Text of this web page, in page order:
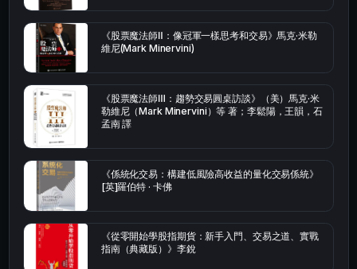
《股票魔法師Ⅱ：像冠軍一樣思考和交易》馬克·米勒
維尼(Mark Minervini)
《股票魔法師Ⅲ：趨勢交易圓桌訪談》（美）馬克·米
勒維尼（Mark Minervini）等 著；李鬆陽，王韻，石
孟南 譯
《係統化交易：構建低風險高收益的量化交易係統》
[英]羅伯特 · 卡佛
《從零開始學股指期貨：新手入門、交易之道、實戰
指南（典藏版）》李銳